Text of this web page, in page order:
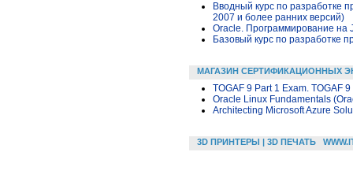
Вводный курс по разработке
2007 и более ранних версий)
Oracle. Программирование на
Базовый курс по разработке
МАГАЗИН СЕРТИФИКАЦИОННЫХ
TOGAF 9 Part 1 Exam. TOGAF
Oracle Linux Fundamentals
Architecting Microsoft Azure
3D ПРИНТЕРЫ | 3D ПЕЧАТЬ